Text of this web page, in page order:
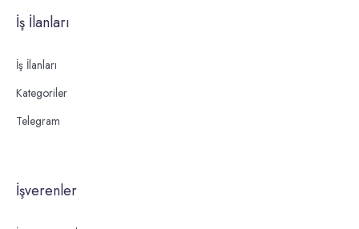
İş İlanları
İş İlanları
Kategoriler
Telegram
İşverenler